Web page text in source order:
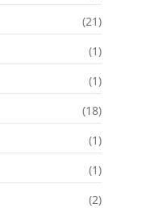
(21)
(1)
(1)
(18)
(1)
(1)
(2)